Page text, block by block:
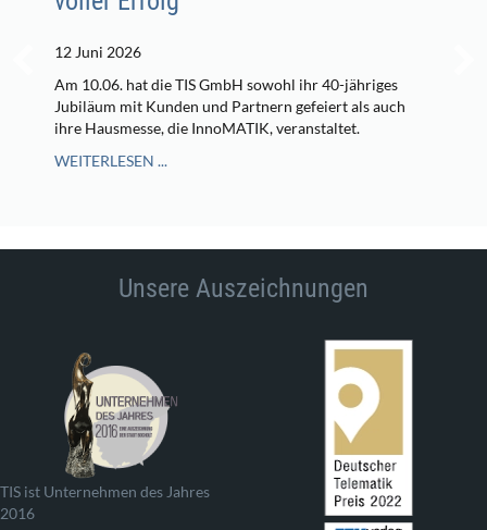
12 Juni 2026
Am 10.06. hat die TIS GmbH sowohl ihr 40-jähriges
Jubiläum mit Kunden und Partnern gefeiert als auch
ihre Hausmesse, die InnoMATIK, veranstaltet.
WEITERLESEN ...
Unsere Auszeichnungen
TIS ist Unternehmen des Jahres
2016